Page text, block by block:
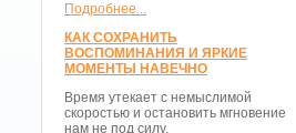
Подробнее...
КАК СОХРАНИТЬ
ВОСПОМИНАНИЯ И ЯРКИЕ
МОМЕНТЫ НАВЕЧНО
Время утекает с немыслимой
скоростью и остановить мгновение
нам не под силу.